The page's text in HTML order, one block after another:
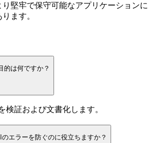
堅牢で保守可能なアプリケーションに
ます。
的は何ですか？
検証および文書化します。
エラーを防ぐのに役立ちますか？